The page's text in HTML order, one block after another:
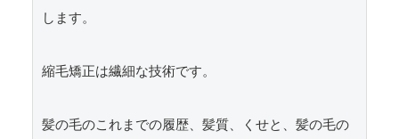
します。
縮毛矯正は繊細な技術です。
髪の毛のこれまでの履歴、髪質、くせと、髪の毛の